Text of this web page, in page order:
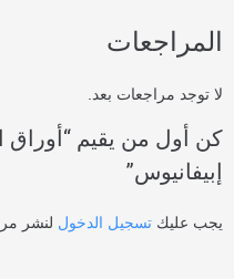
المراجعات
لا توجد مراجعات بعد.
إبيفانيوس”
يجب عليك تسجيل الدخول لنشر